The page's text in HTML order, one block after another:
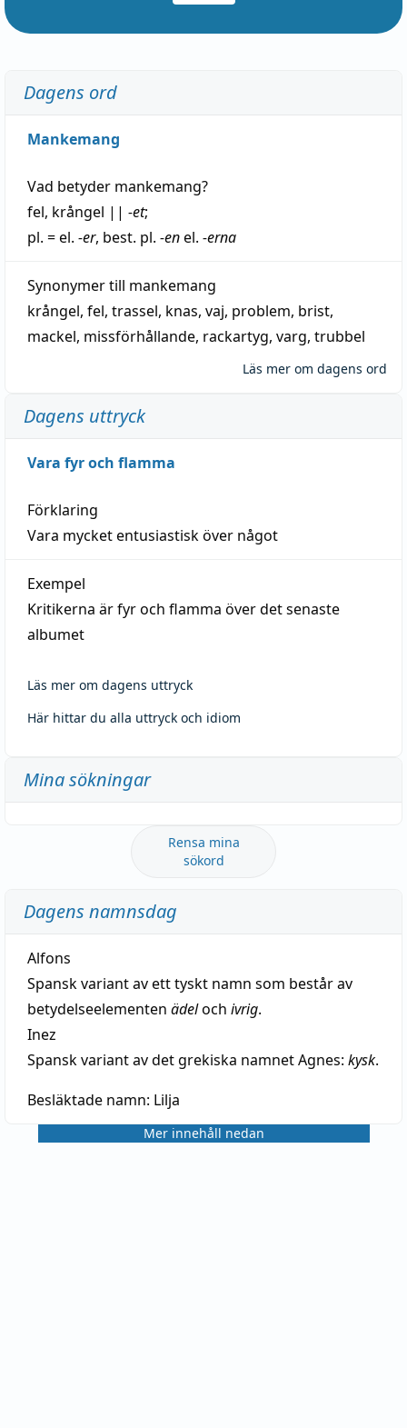
Dagens ord
Mankemang
Vad betyder mankemang?
fel, krångel || -et;
pl. = el. -er, best. pl. -enel. -erna
Synonymer till mankemang
krångel, fel, trassel, knas, vaj, problem, brist,
mackel, missförhållande, rackartyg, varg, trubbel
Läs mer om dagens ord
Dagens uttryck
Vara fyr och flamma
Förklaring
Vara mycket entusiastisk över något
Exempel
Kritikerna är fyr och flamma över det senaste
albumet
Läs mer om dagens uttryck
Här hittar du alla uttryck och idiom
Mina sökningar
Rensa mina
sökord
Dagens namnsdag
Alfons
Spansk variant av ett tyskt namn som består av
betydelseelementen ädeloch ivrig.
Inez
Spansk variant av det grekiska namnet Agnes: kysk.
Besläktade namn: Lilja
Mer innehåll nedan